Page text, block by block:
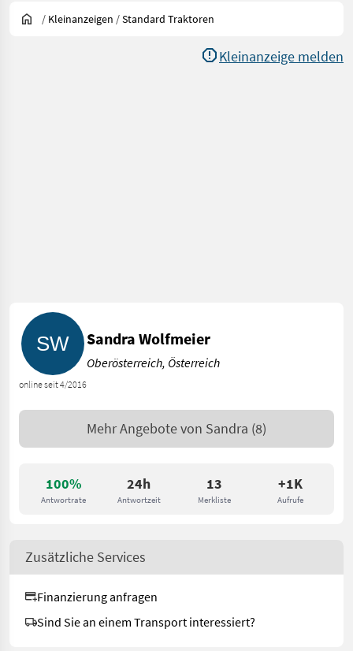
/ Kleinanzeigen /Standard Traktoren
Kleinanzeige melden
100%
Antwortrate
24h
Antwortzeit
13
Merkliste
+1K
Aufrufe
online seit 4/2016
Sandra Wolfmeier
Oberösterreich, Österreich
Mehr Angebote von Sandra (8)
Zusätzliche Services
Finanzierung anfragen
Sind Sie an einem Transport interessiert?